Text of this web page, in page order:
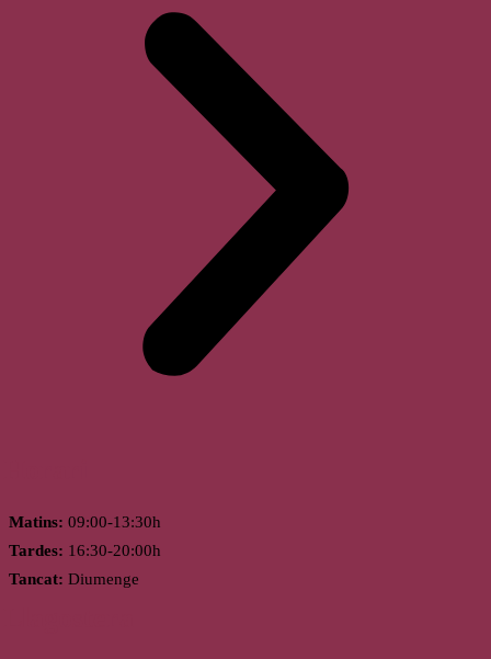
Matins: 09:00-13:30h
Tardes: 16:30-20:00h
Tancat: Diumenge